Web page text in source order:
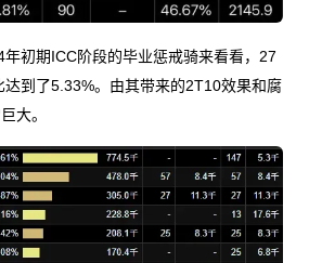
初期ICC阶段的毕业惩戒骑来看看，27
达到了5.33%。由其带来的2T10效果和腐
大。